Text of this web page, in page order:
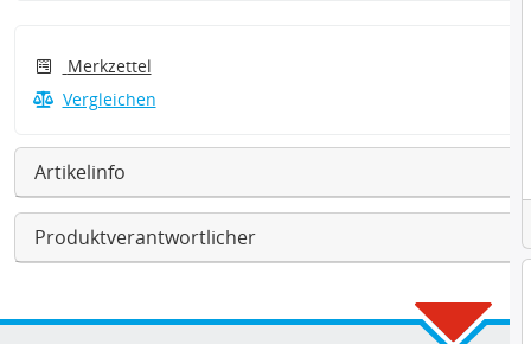
Merkzettel
Vergleichen
Artikelinfo
Produktverantwortlicher